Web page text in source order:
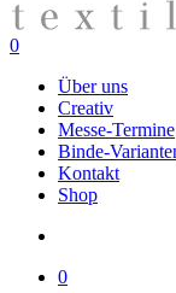
search
0
Über uns
Creativ
Messe-Termine
Binde-
Kontakt
Shop
0